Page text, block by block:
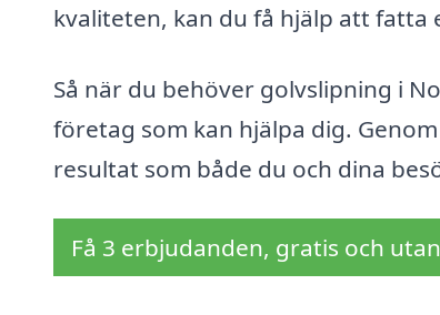
kvaliteten, kan du få hjälp att
Så när du behöver golvslipning i
företag som kan hjälpa dig.
resultat som både du och dina
Få 3 erbjudanden, gratis och